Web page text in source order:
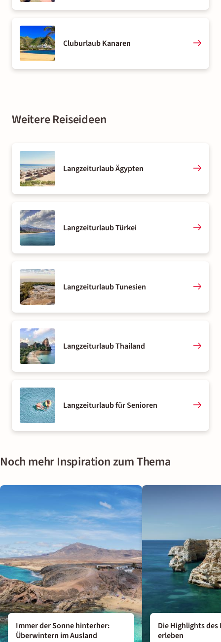
Cluburlaub Kanaren
Weitere Reiseideen
Langzeiturlaub Ägypten
Langzeiturlaub Türkei
Langzeiturlaub Tunesien
Langzeiturlaub Thailand
Langzeiturlaub für Senioren
Noch mehr Inspiration zum Thema
Immer der Sonne hinterher:
Überwintern im Ausland
Die Highlights
erleben